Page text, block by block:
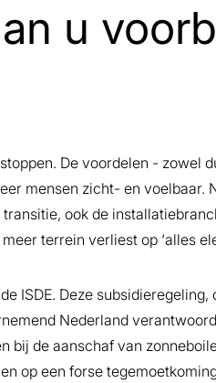
u
De voordelen - zowel
mensen zicht- en voelbaar.
ook de
terrein verliest op ‘alles
ISDE. Deze subsidieregeling,
Nederland
bij de aanschaf van
op een forse